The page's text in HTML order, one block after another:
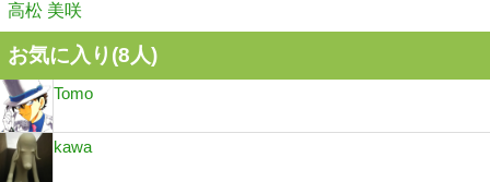
高松 美咲
お気に入り(8人)
Tomo
kawa